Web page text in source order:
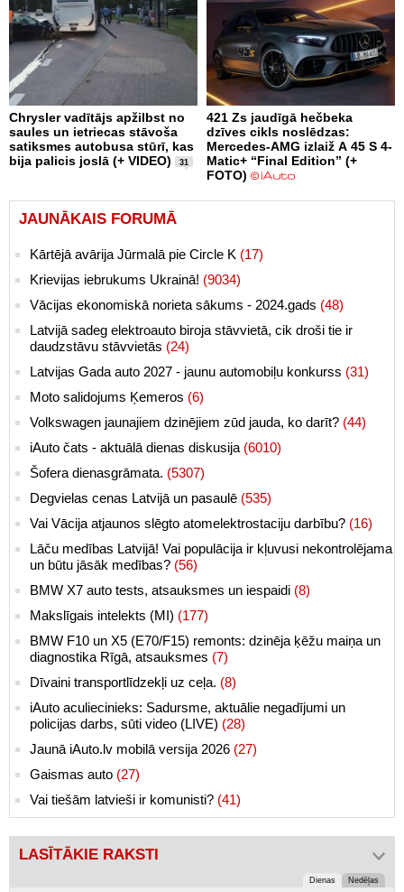
Chrysler vadītājs apžilbst no
saules un ietriecas stāvoša
satiksmes autobusa stūrī, kas
bija palicis joslā (+ VIDEO)
31
421 Zs jaudīgā hečbeka
dzīves cikls noslēdzas:
Mercedes-AMG izlaiž A 45 S 4-
Matic+ “Final Edition” (+
FOTO)
JAUNĀKAIS FORUMĀ
Kārtējā avārija Jūrmalā pie Circle K (17)
Krievijas iebrukums Ukrainā! (9034)
Vācijas ekonomiskā norieta sākums - 2024.gads (48)
Latvijā sadeg elektroauto biroja stāvvietā, cik droši tie ir
daudzstāvu stāvvietās (24)
Latvijas Gada auto 2027 - jaunu automobiļu konkurss (31)
Moto salidojums Ķemeros (6)
Volkswagen jaunajiem dzinējiem zūd jauda, ko darīt? (44)
iAuto čats - aktuālā dienas diskusija (6010)
Šofera dienasgrāmata. (5307)
Degvielas cenas Latvijā un pasaulē (535)
Vai Vācija atjaunos slēgto atomelektrostaciju darbību? (16)
Lāču medības Latvijā! Vai populācija ir kļuvusi nekontrolējama
un būtu jāsāk medības? (56)
BMW X7 auto tests, atsauksmes un iespaidi (8)
Makslīgais intelekts (MI) (177)
BMW F10 un X5 (E70/F15) remonts: dzinēja ķēžu maiņa un
diagnostika Rīgā, atsauksmes (7)
Dīvaini transportlīdzekļi uz ceļa. (8)
iAuto aculiecinieks: Sadursme, aktuālie negadījumi un
policijas darbs, sūti video (LIVE) (28)
Jaunā iAuto.lv mobilā versija 2026 (27)
Gaismas auto (27)
Vai tiešām latvieši ir komunisti? (41)
LASĪTĀKIE RAKSTI
Dienas Nedēļas